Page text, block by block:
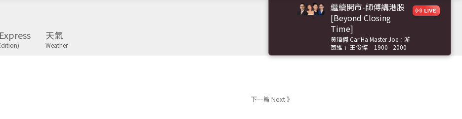
天氣
Weather
繼續開市-師傅講港股
[Beyond Closing
Time]
黃瑋傑 Car Ha Master Joe﹝游
莨維﹞ 王俊傑
1900 - 2000
下一篇 Next 》